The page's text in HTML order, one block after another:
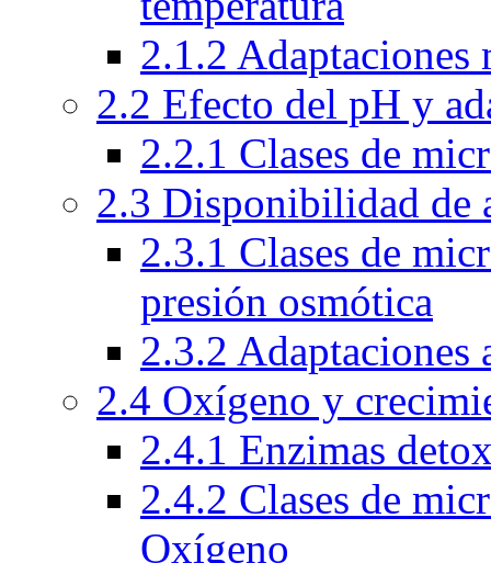
2.1.2 Adaptaciones
2.2 Efecto del pH y
2.2.1 Clases de
2.3 Disponibilidad de
2.3.1 Clases de
presión osmótica
2.3.2 Adaptaciones
2.4 Oxígeno y
2.4.1 Enzimas
2.4.2 Clases de
Oxígeno